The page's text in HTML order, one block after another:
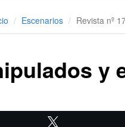
Escenarios Revista nº
y